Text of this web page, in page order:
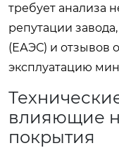
требует анализа
репутации
(ЕАЭС) и отзывов
эксплуатацию
влияющие
покрытия